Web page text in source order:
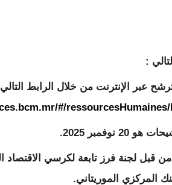
:
عبر الإنترنت من خلال الرابط
#/
نوفمبر 2025.
لجنة فرز تابعة لكرسي الاقتصاد
المركزي الموريتاني.